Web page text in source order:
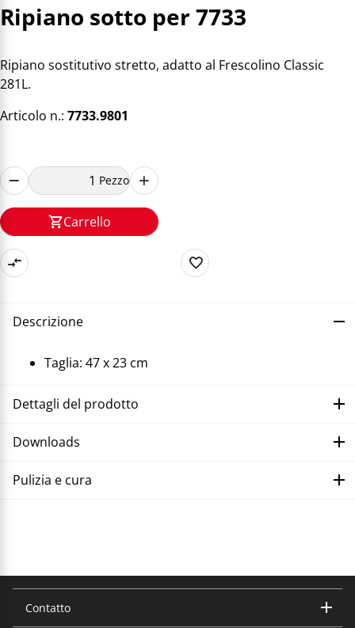
Ripiano sotto per 7733
Ripiano sostitutivo stretto, adatto al Frescolino Classic
281L.
Articolo n.: 7733.9801
Pezzo
Carrello
Descrizione
Taglia: 47 x 23 cm
Dettagli del prodotto
Downloads
Pulizia e cura
Contatto